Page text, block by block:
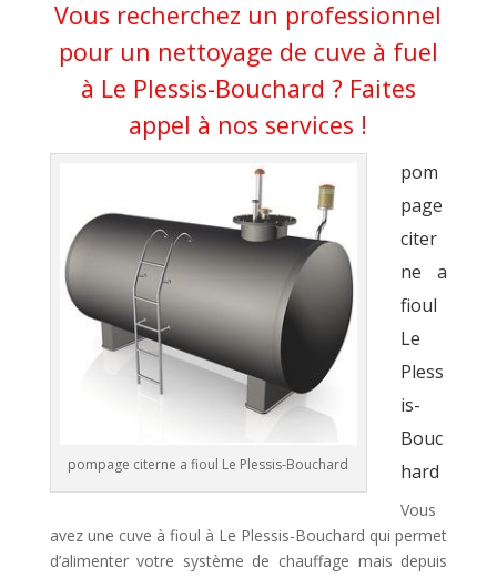
Vous recherchez un professionnel
pour un nettoyage de cuve à fuel
à Le Plessis-Bouchard ? Faites
appel à nos services !
pompage citerne a fioul Le Plessis-Bouchard
pom
page
citer
ne a
fioul
Le
Pless
is-
Bouc
hard
Vous
avez une cuve à fioul à Le Plessis-Bouchard qui permet
d’alimenter votre système de chauffage mais depuis